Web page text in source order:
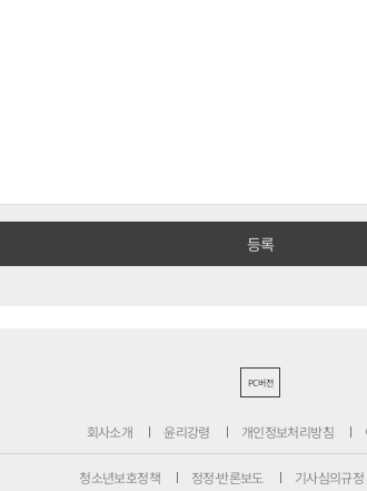
PC버전
회사소개 윤리강령 개인정보처리방침
청소년보호정책 정정·반론보도 기사심의규정